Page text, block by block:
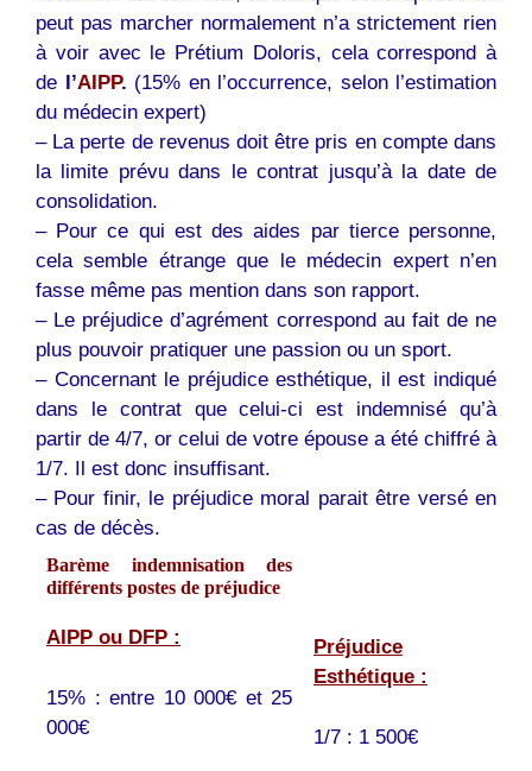
peut pas marcher normalement n’a strictement rien
à voir avec le Prétium Doloris, cela correspond à
de l’AIPP. (15% en l’occurrence, selon l’estimation
du médecin expert)
– La perte de revenus doit être pris en compte dans
la limite prévu dans le contrat jusqu’à la date de
consolidation.
– Pour ce qui est des aides par tierce personne,
cela semble étrange que le médecin expert n’en
fasse même pas mention dans son rapport.
– Le préjudice d’agrément correspond au fait de ne
plus pouvoir pratiquer une passion ou un sport.
– Concernant le préjudice esthétique, il est indiqué
dans le contrat que celui-ci est indemnisé qu’à
partir de 4/7, or celui de votre épouse a été chiffré à
1/7. Il est donc insuffisant.
– Pour finir, le préjudice moral parait être versé en
cas de décès.
Barème indemnisation des
différents postes de préjudice
AIPP ou DFP :
15% : entre 10 000€ et 25
000€
Préjudice
Esthétique :
1/7 : 1 500€